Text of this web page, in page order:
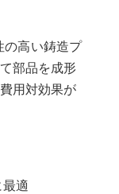
の高い鋳造プ
部品を成形
用対効果が
適